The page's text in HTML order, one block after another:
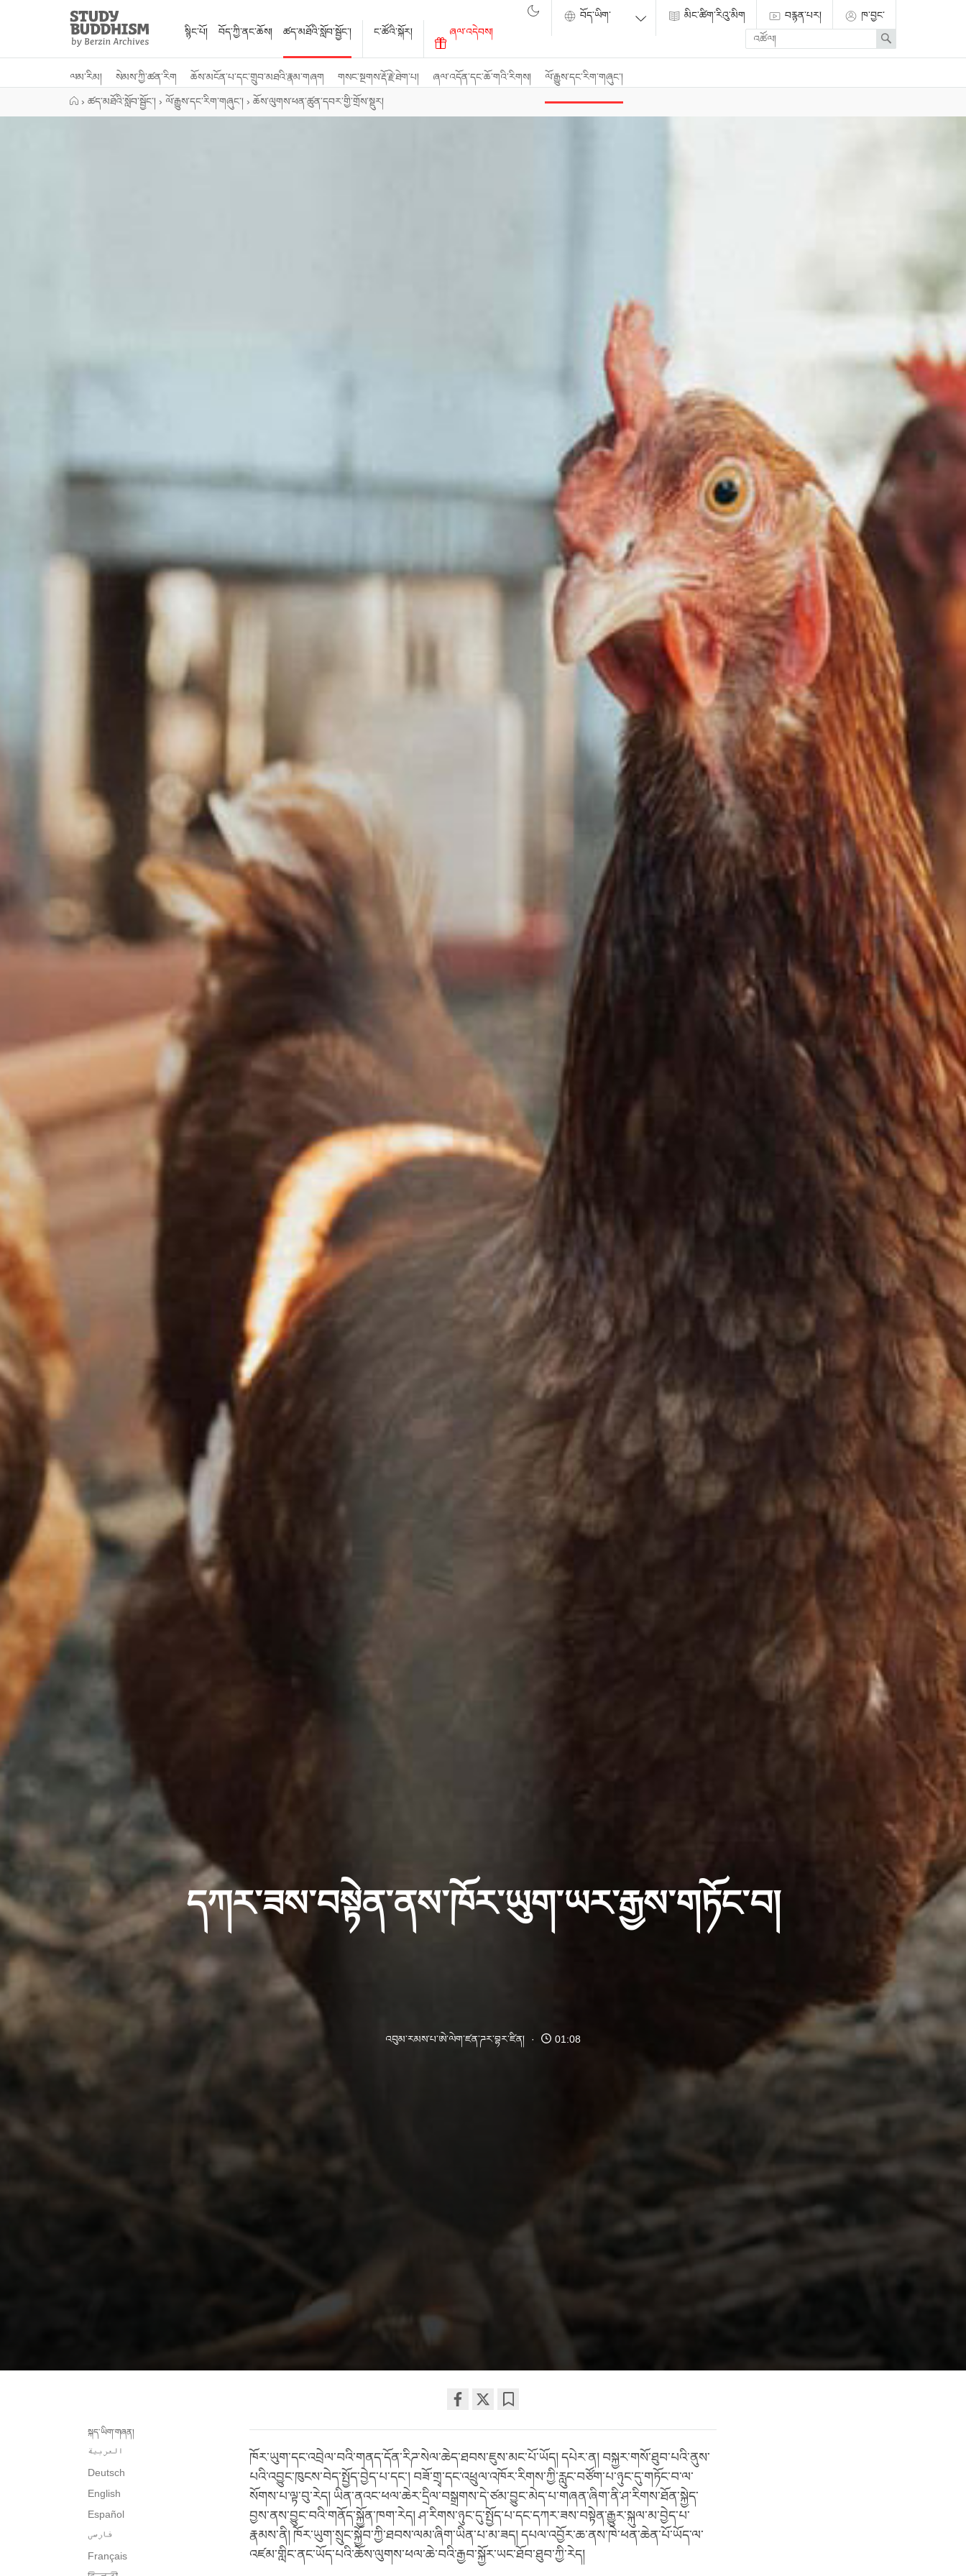
Study
Buddhism
Home
སྙིང་པོ། བོད་ཀྱི་ནང་ཆོས། ཚད་མཐོའི་སློབ་སྦྱོང་།
ལམ་རིམ། སེམས་ཀྱི་ཚན་རིག ཆོས་མངོན་པ་དང་གྲུབ་མཐའི་རྣམ་གཞག གསང་སྔགས་རྡོ་རྗེ་ཐེག་པ། ཞལ་འདོན་དང་ཆོ་གའི་རིགས། ལོ་རྒྱུས་དང་རིག་གཞུང་།
ང་ཚོའི་སྐོར། ཞལ་འདེབས།
མིང་ཚིག་རིའུ་མིག བརྙན་པར།
ཁ་བྱང་
Enter
search
term
Search
› ཚད་མཐོའི་སློབ་སྦྱོང་། › ལོ་རྒྱུས་དང་རིག་གཞུང་། › ཆོས་ལུགས་ཕན་ཚུན་དབར་གྱི་གྲོས་སྡུར།
དཀར་ཟས་བསྟེན་ནས་ཁོར་ཡུག་ཡར་རྒྱས་གཏོང་བ།
འབུམ་རམས་པ་ཨེ་ལེག་ཛན་ཌར་བྷར་ཛིན། 01:08
facebook
སྐད་ཡིག་གཞན།
العربية
Deutsch
English
Español
فارسی
Français
ཁོར་ཡུག་དང་འབྲེལ་བའི་གནད་དོན་རིཌ་སེལ་ཆེད་ཐབས་ཇུས་མང་པོ་ཡོད། དཔེར་ན། བསྐྱར་གསོ་ཐུབ་པའི་ནུས་
པའི་འབྱུང་ཁུངས་བེད་སྤྱོད་བྱེད་པ་དང་། བཟོ་གྲྭ་དང་འཕྲུལ་འཁོར་རིགས་ཀྱི་རླུང་བཙོག་པ་ཉུང་དུ་གཏོང་བ་ལ་
སོགས་པ་ལྟ་བུ་རེད། ཡིན་ནའང་ཕལ་ཆེར་དྲིལ་བསྒྲགས་དེ་ཙམ་བྱུང་མེད་པ་གཞན་ཞིག་ནི་ཤ་རིགས་ཐོན་སྐྱེད་
བྱས་ནས་བྱུང་བའི་གནོད་སྐྱོན་ཁག་རེད། ཤ་རིགས་ཉུང་དུ་སྤྱོད་པ་དང་དཀར་ཟས་བསྟེན་རྒྱུར་སྐུལ་མ་བྱེད་པ་
རྣམས་ནི། ཁོར་ཡུག་སྲུང་སྐྱོབ་ཀྱི་ཐབས་ལམ་ཞིག་ཡིན་པ་མ་ཟད། དཔལ་འབྱོར་ཆ་ནས་ཁེ་ཕན་ཆེན་པོ་ཡོད་ལ་
འཛམ་གླིང་ནང་ཡོད་པའི་ཆོས་ལུགས་ཕལ་ཆེ་བའི་རྒྱབ་སྐྱོར་ཡང་ཐོབ་ཐུབ་ཀྱི་རེད།